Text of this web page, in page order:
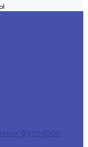
футляров